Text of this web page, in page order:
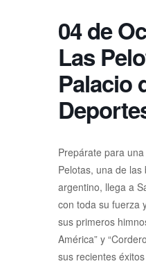
04 de
Las
Palacio
Prepárate para
Pelotas, una de
argentino, llega a
con toda su fuerza
sus primeros
América” y
sus recientes